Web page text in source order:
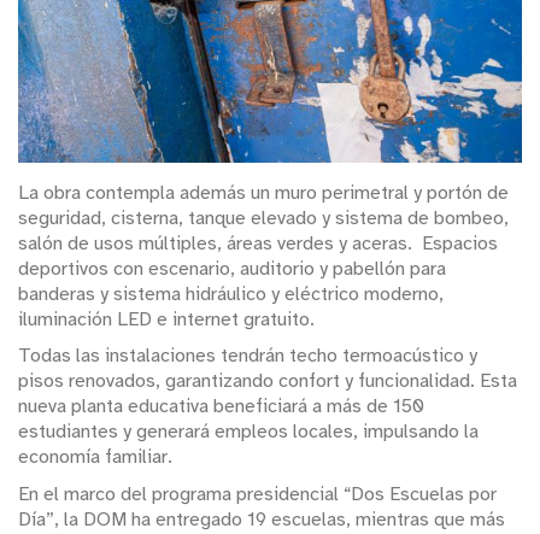
La obra contempla además un muro perimetral y portón de
seguridad, cisterna, tanque elevado y sistema de bombeo,
salón de usos múltiples, áreas verdes y aceras. Espacios
deportivos con escenario, auditorio y pabellón para
banderas y sistema hidráulico y eléctrico moderno,
iluminación LED e internet gratuito.
Todas las instalaciones tendrán techo termoacústico y
pisos renovados, garantizando confort y funcionalidad. Esta
nueva planta educativa beneficiará a más de 150
estudiantes y generará empleos locales, impulsando la
economía familiar.
En el marco del programa presidencial “Dos Escuelas por
Día”, la DOM ha entregado 19 escuelas, mientras que más